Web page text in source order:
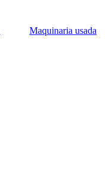
Maquinaria usada